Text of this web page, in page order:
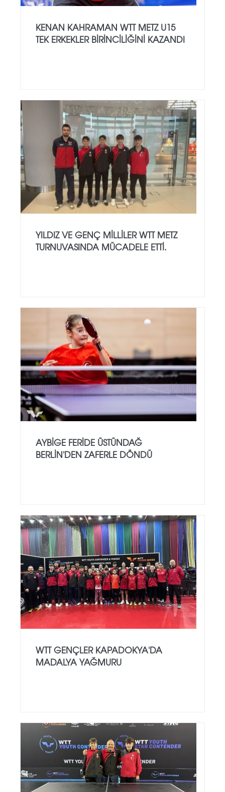
KENAN KAHRAMAN WTT METZ U15
TEK ERKEKLER BİRİNCİLİĞİNİ KAZANDI
YILDIZ VE GENÇ MILLILER WTT METZ
TURNUVASINDA MÜCADELE ETTI.
AYBİGE FERİDE ÜSTÜNDAĞ
BERLİN'DEN ZAFERLE DÖNDÜ
WTT GENÇLER KAPADOKYA'DA
MADALYA YAĞMURU